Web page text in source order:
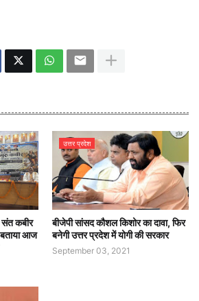
कबीर
आज
उत्तर प्रदेश
बीजेपी सांसद कौशल किशोर का दावा, फिर
बनेगी उत्तर प्रदेश में योगी की सरकार
September 03, 2021